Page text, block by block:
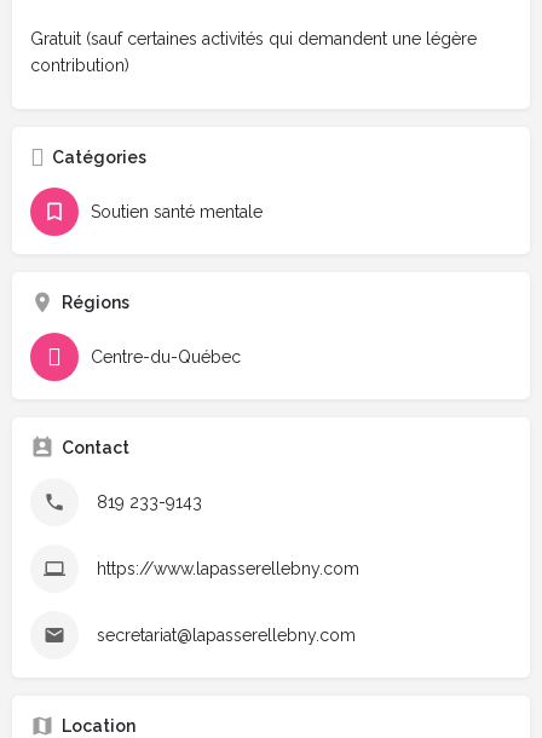
Gratuit (sauf certaines activités qui demandent une légère
contribution)
Catégories
Soutien santé mentale
Régions
Centre-du-Québec
Contact
819 233-9143
https://www.lapasserellebny.com
secretariat@lapasserellebny.com
Location